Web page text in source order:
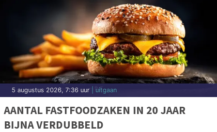
5 augustus 2026, 7:36 uur | uitgaan
AANTAL FASTFOODZAKEN IN 20 JAAR
BIJNA VERDUBBELD